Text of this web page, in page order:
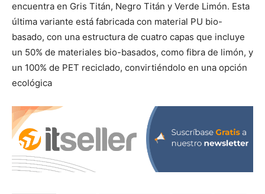
encuentra en Gris Titán, Negro Titán y Verde Limón. Esta
última variante está fabricada con material PU bio-
basado, con una estructura de cuatro capas que incluye
un 50% de materiales bio-basados, como fibra de limón, y
un 100% de PET reciclado, convirtiéndolo en una opción
ecológica